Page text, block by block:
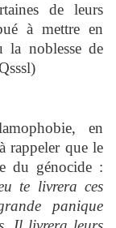
de leurs
à mettre en
la noblesse de
en
rappeler que le
du génocide :
te livrera ces
panique